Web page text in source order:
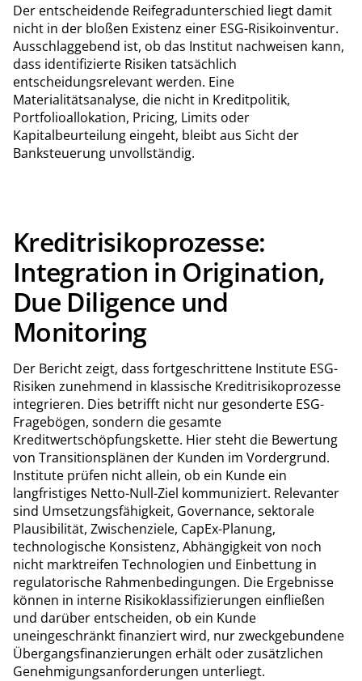
Der entscheidende Reifegradunterschied liegt damit
nicht in der bloßen Existenz einer ESG-Risikoinventur.
Ausschlaggebend ist, ob das Institut nachweisen kann,
dass identifizierte Risiken tatsächlich
entscheidungsrelevant werden. Eine
Materialitätsanalyse, die nicht in Kreditpolitik,
Portfolioallokation, Pricing, Limits oder
Kapitalbeurteilung eingeht, bleibt aus Sicht der
Banksteuerung unvollständig.
Kreditrisikoprozesse:
Integration in Origination,
Due Diligence und
Monitoring
Der Bericht zeigt, dass fortgeschrittene Institute ESG-
Risiken zunehmend in klassische Kreditrisikoprozesse
integrieren. Dies betrifft nicht nur gesonderte ESG-
Fragebögen, sondern die gesamte
Kreditwertschöpfungskette. Hier steht die Bewertung
von Transitionsplänen der Kunden im Vordergrund.
Institute prüfen nicht allein, ob ein Kunde ein
langfristiges Netto-Null-Ziel kommuniziert. Relevanter
sind Umsetzungsfähigkeit, Governance, sektorale
Plausibilität, Zwischenziele, CapEx-Planung,
technologische Konsistenz, Abhängigkeit von noch
nicht marktreifen Technologien und Einbettung in
regulatorische Rahmenbedingungen. Die Ergebnisse
können in interne Risikoklassifizierungen einfließen
und darüber entscheiden, ob ein Kunde
uneingeschränkt finanziert wird, nur zweckgebundene
Übergangsfinanzierungen erhält oder zusätzlichen
Genehmigungsanforderungen unterliegt.